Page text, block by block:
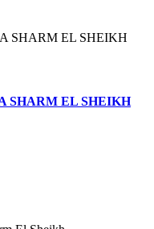
SHARM EL SHEIKH